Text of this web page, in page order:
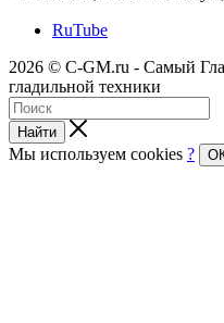
RuTube
2026 © C-GM.ru - Самый
гладильной техники
Найти
Мы используем cookies ?